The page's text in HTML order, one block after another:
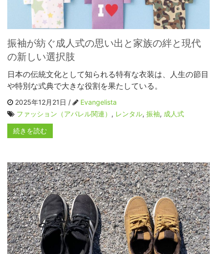
振袖が紡ぐ成人式の思い出と家族の絆と現代
の新しい選択肢
日本の伝統文化として知られる特有な衣装は、人生の節目
や特別な式典で大きな役割を果たしている。
2025年12月21日 /
Evangelista
ファッション（アパレル関連） , レンタル, 振袖, 成人式
続きを読む